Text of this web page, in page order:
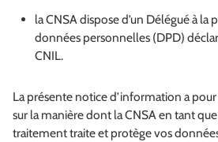
la CNSA dispose d’un Délégué à la
données personnelles (DPD)
CNIL.
La présente notice d’information a
sur la manière dont la CNSA en tant
traitement traite et protège vos